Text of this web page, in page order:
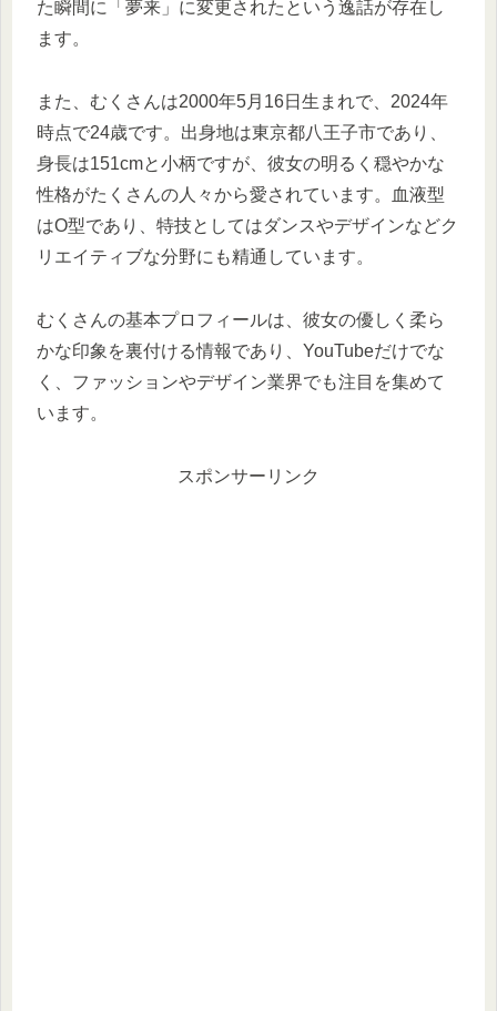
た瞬間に「夢来」に変更されたという逸話が存在し
ます。
また、むくさんは2000年5月16日生まれで、2024年
時点で24歳です。出身地は東京都八王子市であり、
身長は151cmと小柄ですが、彼女の明るく穏やかな
性格がたくさんの人々から愛されています。血液型
はO型であり、特技としてはダンスやデザインなどク
リエイティブな分野にも精通しています。
むくさんの基本プロフィールは、彼女の優しく柔ら
かな印象を裏付ける情報であり、YouTubeだけでな
く、ファッションやデザイン業界でも注目を集めて
います。
スポンサーリンク